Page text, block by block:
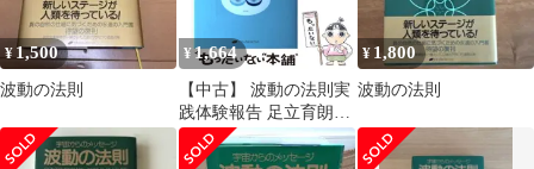
¥ 1,500
波動の法則
¥1,664
【中古】 波動の法則実
践体験報告 足立育朗が
語る時空の仕組と現実 /
足立育朗、形態波動エ
¥ 1,800
波動の法則